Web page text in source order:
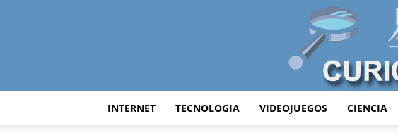
INTERNET TECNOLOGIA VIDEOJUEGOS CIENCIA